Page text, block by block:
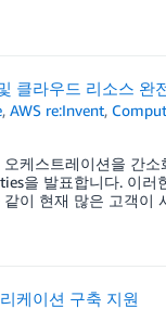
클라우드 리소스 완
,AWS re:Invent,
케스트레이션을 간
을 발표합니다. 이러
이 현재 많은 고객이
케이션 구축 지원